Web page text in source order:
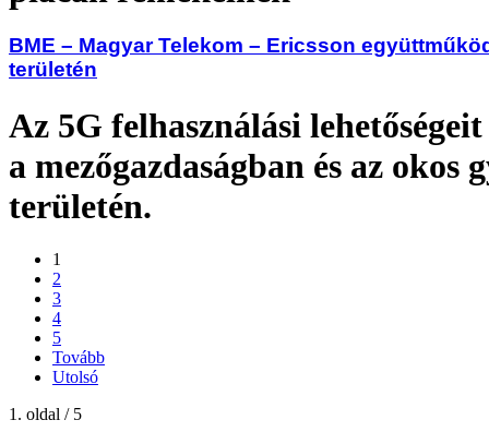
BME – Magyar Telekom – Ericsson
területén
Az 5G felhasználási
a mezőgazdaságban és az okos
területén.
1
2
3
4
5
Tovább
Utolsó
1. oldal / 5